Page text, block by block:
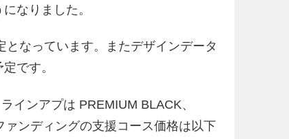
なりました。
なっています。またデザインデータ
です。
インアプは PREMIUM BLACK、
ンディングの支援コース価格は以下